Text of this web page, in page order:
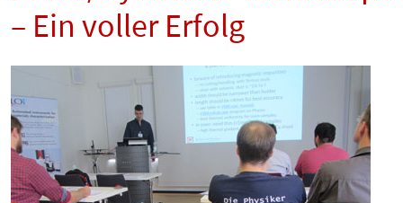
– Ein voller Erfolg